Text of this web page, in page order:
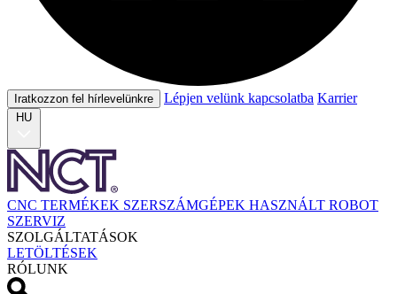
Iratkozzon fel hírlevelünkre Lépjen velünk kapcsolatba Karrier
HU
CNC TERMÉKEK SZERSZÁMGÉPEK HASZNÁLT ROBOT
SZERVIZ
SZOLGÁLTATÁSOK
LETÖLTÉSEK
RÓLUNK